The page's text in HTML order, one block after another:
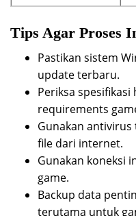
Tips Agar Proses
Pastikan sistem
update terbaru.
Periksa
requirements
Gunakan
file dari internet.
Gunakan koneksi
game.
Backup data
terutama untuk